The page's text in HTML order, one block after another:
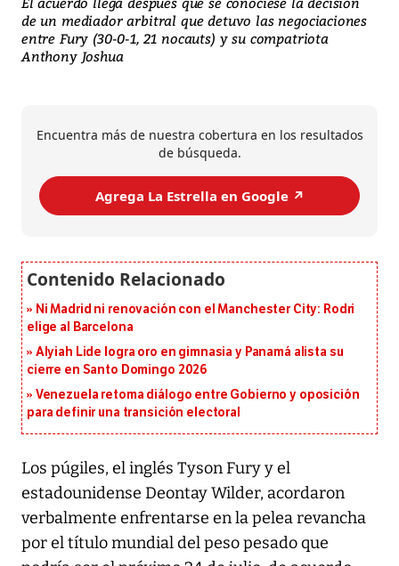
de un mediador arbitral que detuvo las negociaciones
entre Fury (30-0-1, 21 nocauts) y su compatriota
Anthony Joshua
Encuentra más de nuestra cobertura en los resultados
de búsqueda.
Agrega La Estrella en Google ↗️
Ni Madrid ni renovación con el Manchester City: Rodri
elige al Barcelona
Alyiah Lide logra oro en gimnasia y Panamá alista su
cierre en Santo Domingo 2026
Venezuela retoma diálogo entre Gobierno y oposición
para definir una transición electoral
Los púgiles, el inglés Tyson Fury y el
estadounidense Deontay Wilder, acordaron
verbalmente enfrentarse en la pelea revancha
por el título mundial del peso pesado que